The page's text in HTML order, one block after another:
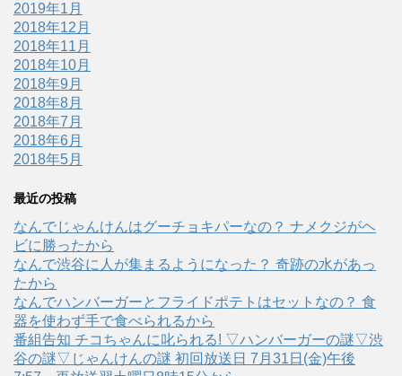
2019年1月
2018年12月
2018年11月
2018年10月
2018年9月
2018年8月
2018年7月
2018年6月
2018年5月
最近の投稿
なんでじゃんけんはグーチョキパーなの？ ナメクジがヘ
ビに勝ったから
なんで渋谷に人が集まるようになった？ 奇跡の水があっ
たから
なんでハンバーガーとフライドポテトはセットなの？ 食
器を使わず手で食べられるから
番組告知 チコちゃんに叱られる! ▽ハンバーガーの謎▽渋
谷の謎▽じゃんけんの謎 初回放送日 7月31日(金)午後